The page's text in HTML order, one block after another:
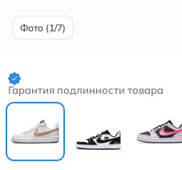
Фото (1/7)
Гарантия подлинности товара